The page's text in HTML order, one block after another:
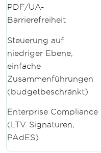
PDF/UA-
Barrierefreiheit
Steuerung auf
niedriger Ebene,
einfache
Zusammenführungen
(budgetbeschränkt)
Enterprise Compliance
(LTV-Signaturen,
PAdES)